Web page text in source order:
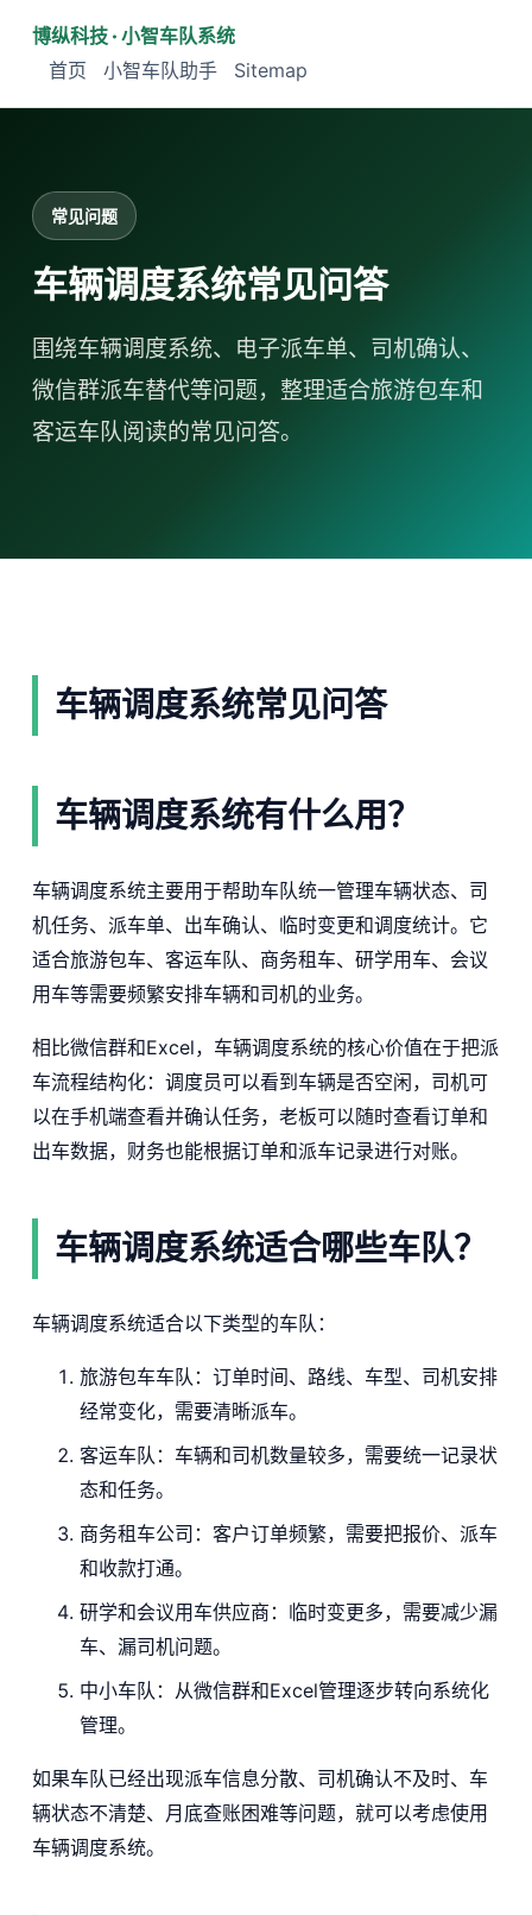
博纵科技 · 小智车队系统
首页
小智车队助手 Sitemap
常见问题
车辆调度系统常见问答
围绕车辆调度系统、电子派车单、司机确认、
微信群派车替代等问题，整理适合旅游包车和
客运车队阅读的常见问答。
车辆调度系统常见问答
车辆调度系统有什么用？
车辆调度系统主要用于帮助车队统一管理车辆状态、司
机任务、派车单、出车确认、临时变更和调度统计。它
适合旅游包车、客运车队、商务租车、研学用车、会议
用车等需要频繁安排车辆和司机的业务。
相比微信群和Excel，车辆调度系统的核心价值在于把派
车流程结构化：调度员可以看到车辆是否空闲，司机可
以在手机端查看并确认任务，老板可以随时查看订单和
出车数据，财务也能根据订单和派车记录进行对账。
车辆调度系统适合哪些车队？
车辆调度系统适合以下类型的车队：
旅游包车车队：订单时间、路线、车型、司机安排
经常变化，需要清晰派车。
客运车队：车辆和司机数量较多，需要统一记录状
态和任务。
商务租车公司：客户订单频繁，需要把报价、派车
和收款打通。
研学和会议用车供应商：临时变更多，需要减少漏
车、漏司机问题。
中小车队：从微信群和Excel管理逐步转向系统化
管理。
如果车队已经出现派车信息分散、司机确认不及时、车
辆状态不清楚、月底查账困难等问题，就可以考虑使用
车辆调度系统。